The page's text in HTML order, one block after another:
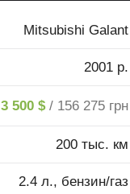
Mitsubishi Galant
2001 р.
3 500 $ / 156 275 грн
200 тыс. км
2.4 л., бензин/газ